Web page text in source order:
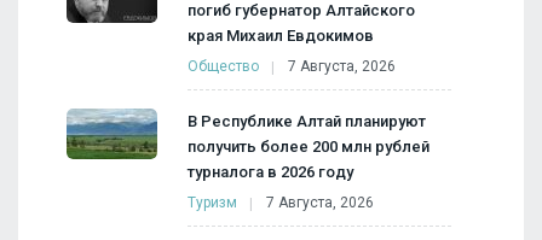
погиб губернатор Алтайского
края Михаил Евдокимов
Общество 7 Августа, 2026
В Республике Алтай планируют
получить более 200 млн рублей
турналога в 2026 году
Туризм 7 Августа, 2026